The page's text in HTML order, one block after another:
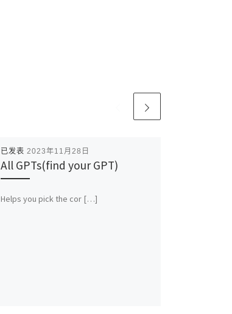
已发表 2023年11月28日
All GPTs(find your GPT)
Helps you pick the cor […]